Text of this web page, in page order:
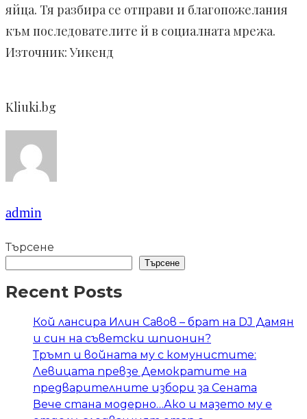
яйца. Тя разбира се отправи и благопожелания
към последователите й в социалната мрежа.
Източник: Уикенд
Kliuki.bg
admin
Търсене
Търсене
Recent Posts
Кой лансира Илин Савов – брат на DJ Дамян
и син на съветски шпионин?
Тръмп и войната му с комунистите:
Левицата превзе Демократите на
предварителните избори за Сената
Вече стана модерно…Ако и мазето му е